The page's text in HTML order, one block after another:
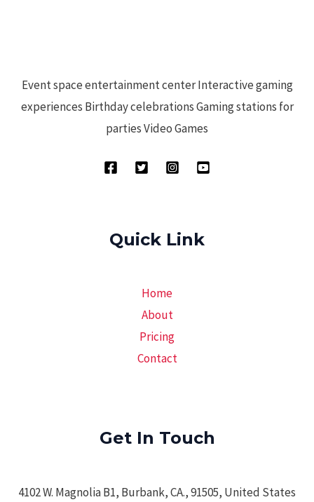
Event space entertainment center Interactive gaming
experiences Birthday celebrations Gaming stations for
parties Video Games
Quick Link
Home
About
Pricing
Contact
Get In Touch
4102 W. Magnolia B1, Burbank, CA., 91505, United States